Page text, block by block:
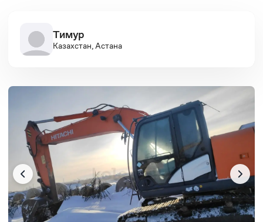
Тимур
Казахстан, Астана